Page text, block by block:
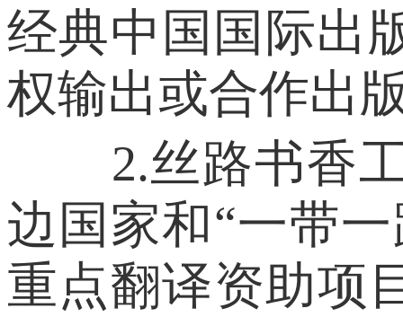
经典中国国际出
权输出或合作出
2.丝路书香工
边国家和“一带
重点翻译资助项